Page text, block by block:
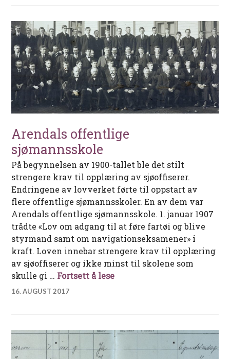
Arendals offentlige
sjømannsskole
På begynnelsen av 1900-tallet ble det stilt
strengere krav til opplæring av sjøoffiserer.
Endringene av lovverket førte til oppstart av
flere offentlige sjømannsskoler. En av dem var
Arendals offentlige sjømannsskole. 1. januar 1907
trådte «Lov om adgang til at føre fartøi og blive
styrmand samt om navigationseksamener» i
kraft. Loven innebar strengere krav til opplæring
av sjøoffiserer og ikke minst til skolene som
skulle gi … Fortsett å leseArendals offentlige
16. AUGUST 2017